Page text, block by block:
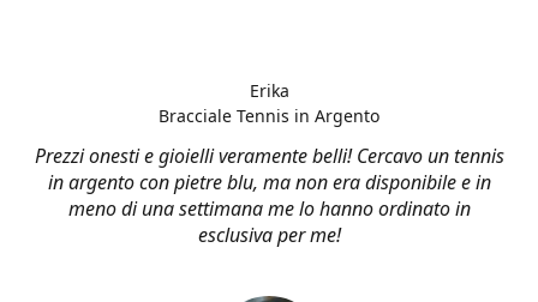
Prezzi onesti e gioielli veramente belli! Cercavo un tennis
in argento con pietre blu, ma non era disponibile e in
meno di una settimana me lo hanno ordinato in
esclusiva per me!
Erika
Bracciale Tennis in Argento